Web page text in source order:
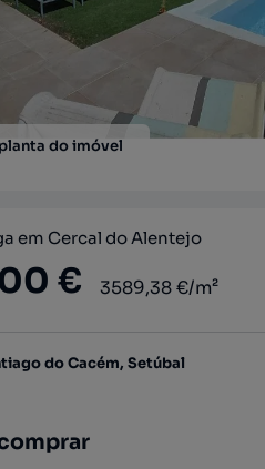
do imóvel
em Cercal do Alentejo
€ 3589,38 €/m²
do Cacém, Setúbal